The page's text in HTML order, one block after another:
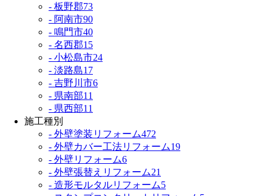
- 板野郡73
- 阿南市90
- 鳴門市40
- 名西郡15
- 小松島市24
- 淡路島17
- 吉野川市6
- 県南部11
- 県西部11
施工種別
- 外壁塗装リフォーム472
- 外壁カバー工法リフォーム19
- 外壁リフォーム6
- 外壁張替えリフォーム21
- 造形モルタルリフォーム5